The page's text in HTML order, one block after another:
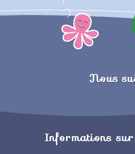
Nous
Informations